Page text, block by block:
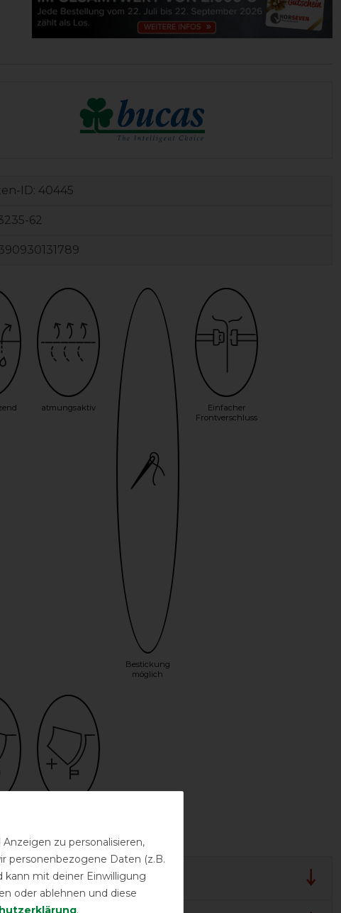
ID: 40445
62
atmungsaktiv
Bestickung
möglich
Einfacher
Frontverschluss
zu personalisieren,
personenbezogene Daten (z.B.
kann mit deiner Einwilligung
oder ablehnen und diese
.